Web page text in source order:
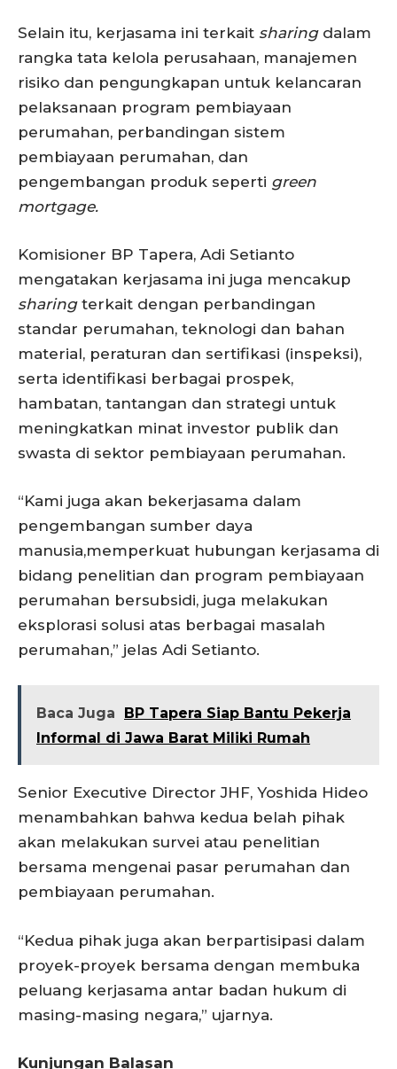
Selain itu, kerjasama ini terkait sharing dalam
rangka tata kelola perusahaan, manajemen
risiko dan pengungkapan untuk kelancaran
pelaksanaan program pembiayaan
perumahan, perbandingan sistem
pembiayaan perumahan, dan
pengembangan produk seperti green
mortgage.
Komisioner BP Tapera, Adi Setianto
mengatakan kerjasama ini juga mencakup
sharingterkait dengan perbandingan
standar perumahan, teknologi dan bahan
material, peraturan dan sertifikasi (inspeksi),
serta identifikasi berbagai prospek,
hambatan, tantangan dan strategi untuk
meningkatkan minat investor publik dan
swasta di sektor pembiayaan perumahan.
“Kami juga akan bekerjasama dalam
pengembangan sumber daya
manusia,memperkuat hubungan kerjasama di
bidang penelitian dan program pembiayaan
perumahan bersubsidi, juga melakukan
eksplorasi solusi atas berbagai masalah
perumahan,” jelas Adi Setianto.
Baca Juga
BP Tapera Siap Bantu Pekerja
Informal di Jawa Barat Miliki Rumah
Senior Executive Director JHF, Yoshida Hideo
menambahkan bahwa kedua belah pihak
akan melakukan survei atau penelitian
bersama mengenai pasar perumahan dan
pembiayaan perumahan.
“Kedua pihak juga akan berpartisipasi dalam
proyek-proyek bersama dengan membuka
peluang kerjasama antar badan hukum di
masing-masing negara,” ujarnya.
Kunjungan Balasan